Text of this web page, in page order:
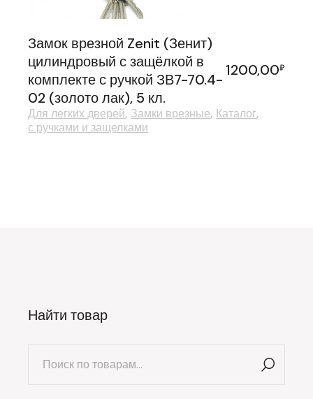
Замок врезной Zenit (Зенит)
цилиндровый с защёлкой в
комплекте с ручкой ЗВ7-70.4-
02 (золото лак), 5 кл.
1200,00₽
Для легких дверей Замки врезные Каталог
с ручками и защелками
Найти товар